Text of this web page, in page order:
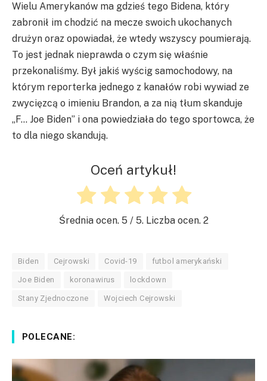
Wielu Amerykanów ma gdzieś tego Bidena, który
zabronił im chodzić na mecze swoich ukochanych
drużyn oraz opowiadał, że wtedy wszyscy poumierają.
To jest jednak nieprawda o czym się właśnie
przekonaliśmy. Był jakiś wyścig samochodowy, na
którym reporterka jednego z kanałów robi wywiad ze
zwycięzcą o imieniu Brandon, a za nią tłum skanduje
„F… Joe Biden” i ona powiedziała do tego sportowca, że
to dla niego skandują.
Oceń artykuł!
Średnia ocen. 5 / 5. Liczba ocen. 2
Biden Cejrowski Covid-19 futbol amerykański
Joe Biden koronawirus lockdown
Stany Zjednoczone Wojciech Cejrowski
POLECANE: